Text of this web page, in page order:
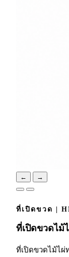
← →
ที่เปิดขวด |
ที่เปิดขวดไม้
ที่เปิดขวดไม้ไผ่